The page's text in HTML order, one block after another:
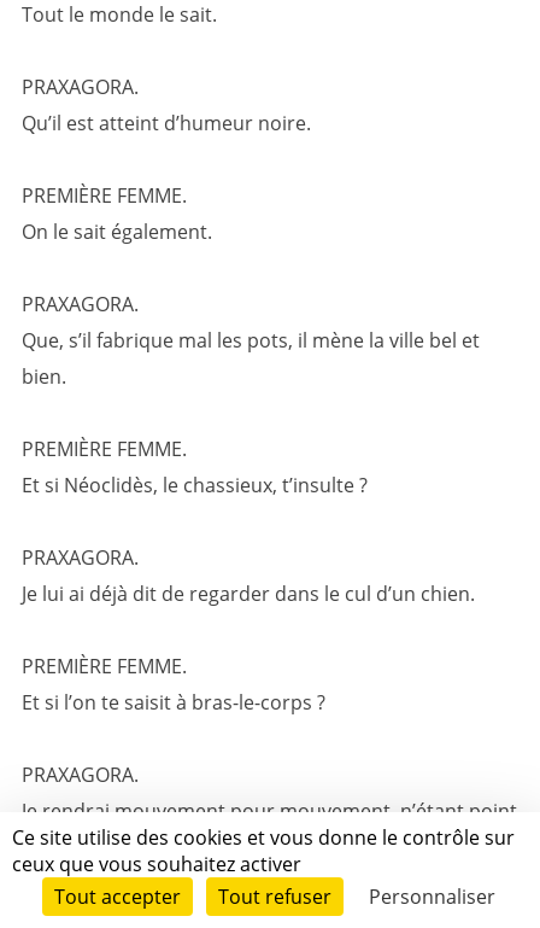
Ce site utilise des cookies et vous donne le contrôle sur
ceux que vous souhaitez activer
Tout accepter
Tout refuser Personnaliser
Tout le monde le sait.
PRAXAGORA.
Qu’il est atteint d’humeur noire.
PREMIÈRE FEMME.
On le sait également.
PRAXAGORA.
Que, s’il fabrique mal les pots, il mène la ville bel et
bien.
PREMIÈRE FEMME.
Et si Néoclidès, le chassieux, t’insulte ?
PRAXAGORA.
Je lui ai déjà dit de regarder dans le cul d’un chien.
PREMIÈRE FEMME.
Et si l’on te saisit à bras-le-corps ?
PRAXAGORA.
Je rendrai mouvement pour mouvement, n’étant point
inexpérimentée dans ce genre de lutte.
PREMIÈRE FEMME.